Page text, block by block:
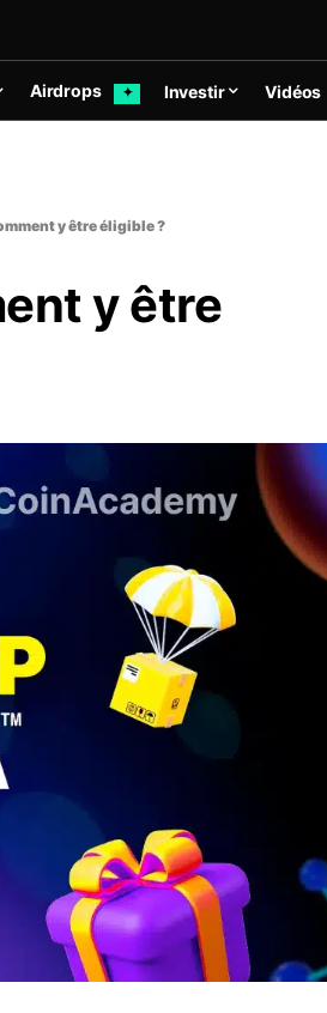
Airdrops ✦ Investir Vidéos
y être éligible ?
y être